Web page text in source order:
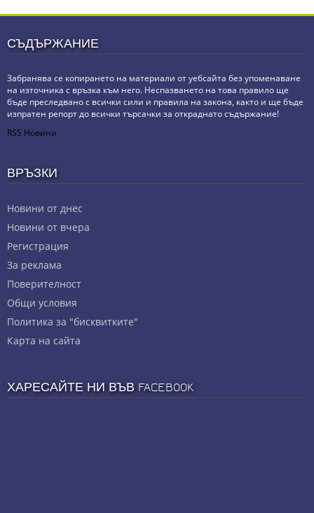
СЪДЪРЖАНИЕ
Забранява се копирането на материали от уебсайта без упоменаване
на източника с връзка към него. Неспазването на това правило ще
бъде преследвано с всички сили и правила на закона, както и ще бъде
изпратен репорт до всички търсачки за откраднато съдържание!
RSS Новини
ВРЪЗКИ
Новини от днес
Новини от вчера
Регистрация
За реклама
Πoвepитeлнocт
Общи условия
Политика за "бисквитките"
Карта на сайта
ХАРЕСАЙТЕ НИ ВЪВ FACEBOOK